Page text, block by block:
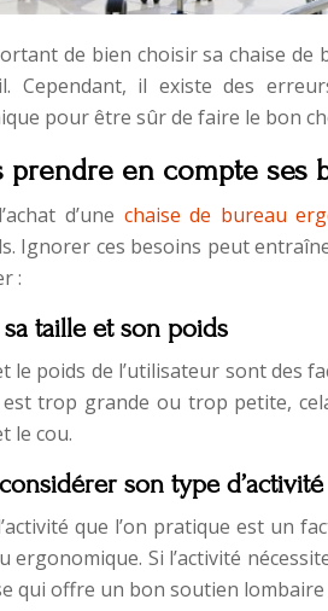
de bien choisir sa chaise
Cependant, il existe des
pour être sûr de faire le bon
prendre en compte ses
d’une chaise de bureau
Ignorer ces besoins peut
:
taille et son poids
le poids de l’utilisateur sont des
est trop grande ou trop petite,
le cou.
son type d’activité
que l’on pratique est un
ergonomique. Si l’activité
qui offre un bon soutien